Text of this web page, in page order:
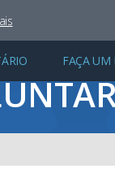
FAÇA UM